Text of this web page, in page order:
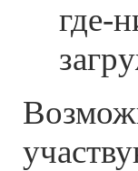
где-